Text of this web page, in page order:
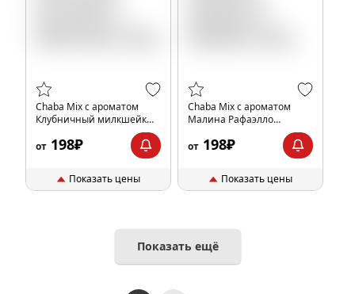
Chaba Mix с ароматом
Клубничный милкшейк
(Strawberry Milkshake),
40гр.
от 198₽
Показать цены
Chaba Mix с ароматом
Малина Рафаэлло
(Raspberry Rafaella), 40гр.
от 198₽
Показать цены
Показать ещё